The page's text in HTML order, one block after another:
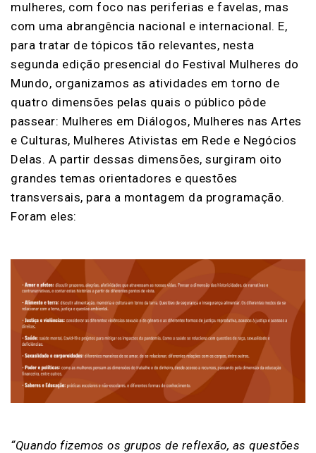
mulheres, com foco nas periferias e favelas, mas
com uma abrangência nacional e internacional. E,
para tratar de tópicos tão relevantes, nesta
segunda edição presencial do Festival Mulheres do
Mundo, organizamos as atividades em torno de
quatro dimensões pelas quais o público pôde
passear: Mulheres em Diálogos, Mulheres nas Artes
e Culturas, Mulheres Ativistas em Rede e Negócios
Delas. A partir dessas dimensões, surgiram oito
grandes temas orientadores e questões
transversais, para a montagem da programação.
Foram eles:
“Quando fizemos os grupos de reflexão, as questões